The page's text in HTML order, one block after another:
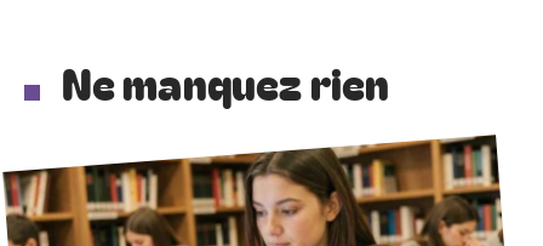
Ne manquez rien